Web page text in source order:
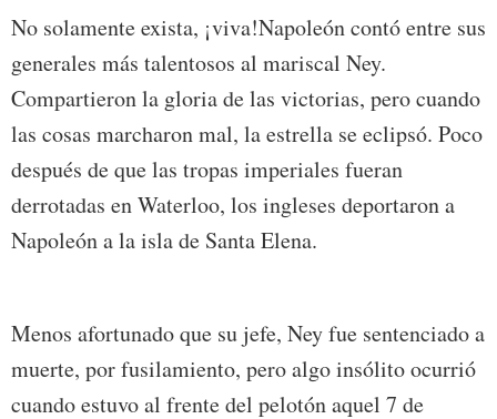
No solamente exista, ¡viva!Napoleón contó entre sus
generales más talentosos al mariscal Ney.
Compartieron la gloria de las victorias, pero cuando
las cosas marcharon mal, la estrella se eclipsó. Poco
después de que las tropas imperiales fueran
derrotadas en Waterloo, los ingleses deportaron a
Napoleón a la isla de Santa Elena.
Menos afortunado que su jefe, Ney fue sentenciado a
muerte, por fusilamiento, pero algo insólito ocurrió
cuando estuvo al frente del pelotón aquel 7 de